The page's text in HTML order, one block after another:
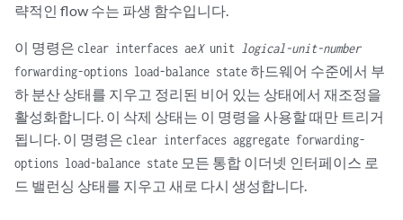
략적인 flow 수는 파생 함수입니다.
이 명령은 clear interfaces aeXunit logical-unit-number
forwarding-options load-balance state하드웨어 수준에서 부
하 분산 상태를 지우고 정리된 비어 있는 상태에서 재조정을
활성화합니다. 이 삭제 상태는 이 명령을 사용할 때만 트리거
됩니다. 이 명령은 clear interfaces aggregate forwarding-
options load-balance state 모든 통합 이더넷 인터페이스 로
드 밸런싱 상태를 지우고 새로 다시 생성합니다.